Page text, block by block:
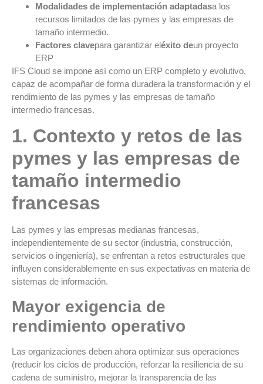
Modalidades de implementación adaptadasa los
recursos limitados de las pymes y las empresas de
tamaño intermedio.
Factores clavepara garantizar eléxito deun proyecto
ERP
IFS Cloud se impone así como un ERP completo y evolutivo,
capaz de acompañar de forma duradera la transformación y el
rendimiento de las pymes y las empresas de tamaño
intermedio francesas.
1. Contexto y retos de las
pymes y las empresas de
tamaño intermedio
francesas
Las pymes y las empresas medianas francesas,
independientemente de su sector (industria, construcción,
servicios o ingeniería), se enfrentan a retos estructurales que
influyen considerablemente en sus expectativas en materia de
sistemas de información.
Mayor exigencia de
rendimiento operativo
Las organizaciones deben ahora optimizar sus operaciones
(reducir los ciclos de producción, reforzar la resiliencia de su
cadena de suministro, mejorar la transparencia de las